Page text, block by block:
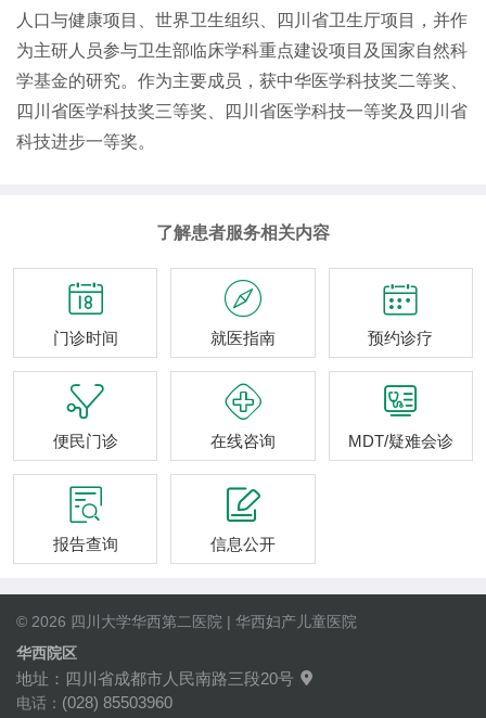
人口与健康项目、世界卫生组织、四川省卫生厅项目，并作
为主研人员参与卫生部临床学科重点建设项目及国家自然科
学基金的研究。作为主要成员，获中华医学科技奖二等奖、
四川省医学科技奖三等奖、四川省医学科技一等奖及四川省
科技进步一等奖。
了解患者服务相关内容

门诊时间

就医指南

预约诊疗

便民门诊

在线咨询

MDT/疑难会诊

报告查询

信息公开
© 2026 四川大学华西第二医院 | 华西妇产儿童医院
华西院区
地址：四川省成都市人民南路三段20号 
电话： (028) 85503960